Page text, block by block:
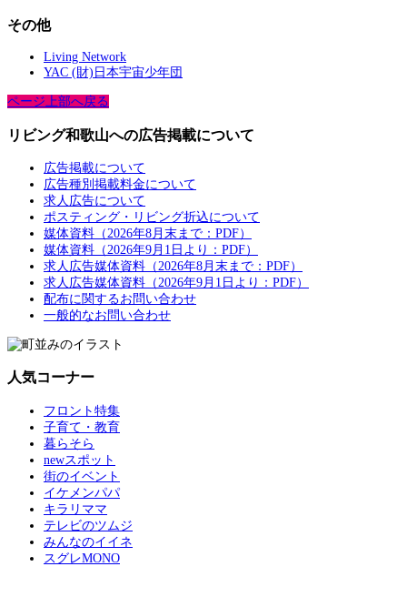
その他
Living Network
YAC (財)日本宇宙少年団
ページ上部へ戻る
リビング和歌山への広告掲載について
広告掲載について
広告種別掲載料金について
求人広告について
ポスティング・リビング折込について
媒体資料（2026年8月末まで：PDF）
媒体資料（2026年9月1日より：PDF）
求人広告媒体資料（2026年8月末まで：PDF）
求人広告媒体資料（2026年9月1日より：PDF）
配布に関するお問い合わせ
一般的なお問い合わせ
人気コーナー
フロント特集
子育て・教育
暮らそら
newスポット
街のイベント
イケメンパパ
キラリママ
テレビのツムジ
みんなのイイネ
スグレMONO